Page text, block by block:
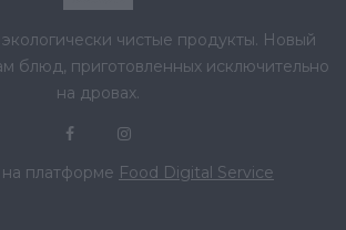
чистые продукты. Новый
блюд, приготовленных исключительно
на дровах.
платформе Food Digital Service